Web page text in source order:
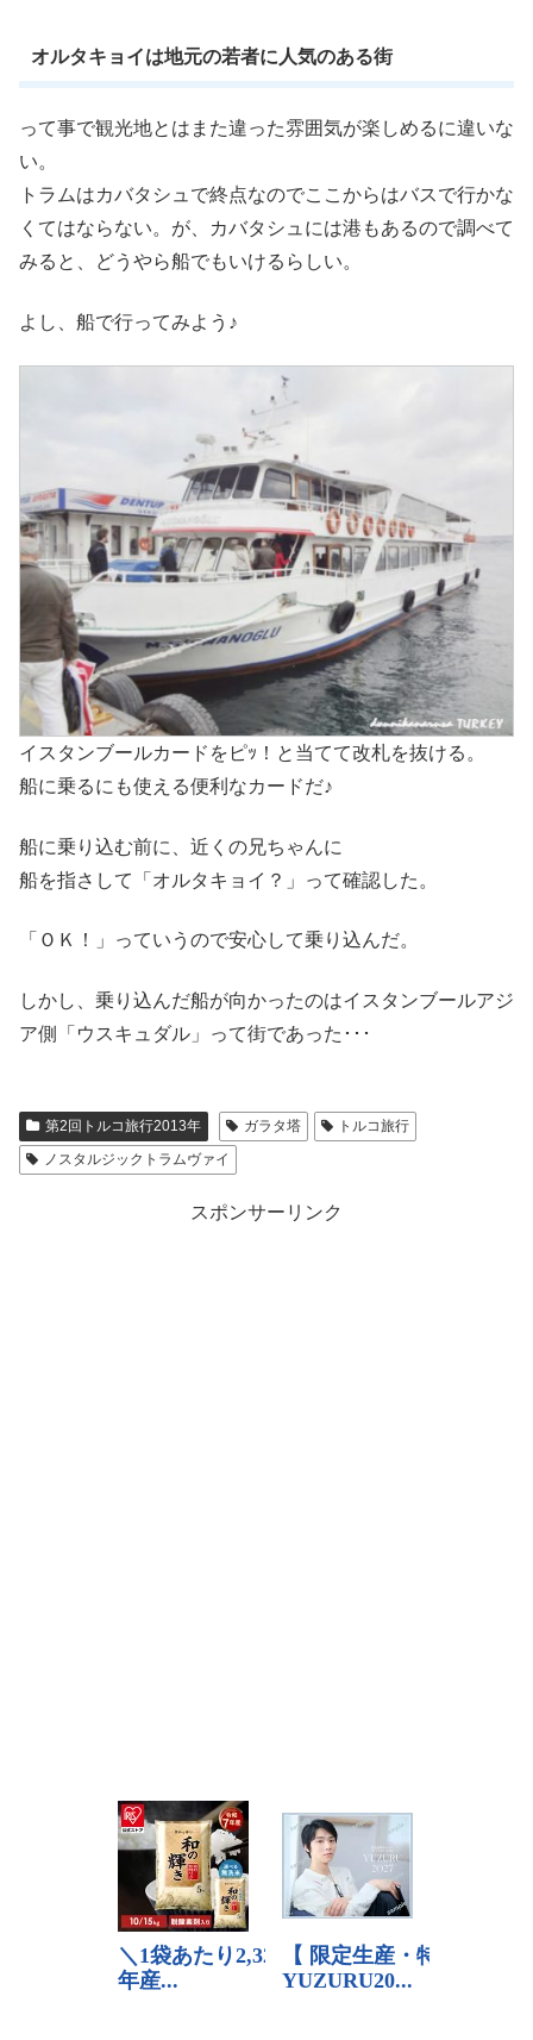
オルタキョイは地元の若者に人気のある街
って事で観光地とはまた違った雰囲気が楽しめるに違いな
い。
トラムはカバタシュで終点なのでここからはバスで行かな
くてはならない。が、カバタシュには港もあるので調べて
みると、どうやら船でもいけるらしい。
よし、船で行ってみよう♪
イスタンブールカードをピｯ！と当てて改札を抜ける。
船に乗るにも使える便利なカードだ♪
船に乗り込む前に、近くの兄ちゃんに
船を指さして「オルタキョイ？」って確認した。
「ＯＫ！」っていうので安心して乗り込んだ。
しかし、乗り込んだ船が向かったのはイスタンブールアジ
ア側「ウスキュダル」って街であった･･･
第2回トルコ旅行2013年 ガラタ塔
トルコ旅行
ノスタルジックトラムヴァイ
スポンサーリンク